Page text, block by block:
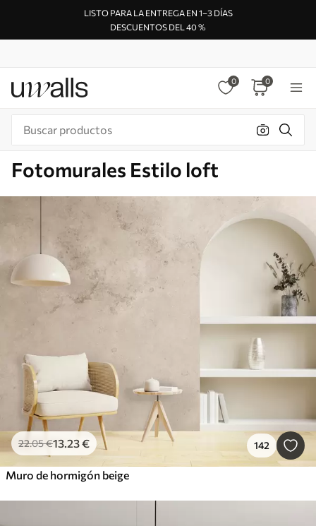
LISTO PARA LA ENTREGA EN 1–3 DÍAS
DESCUENTOS DEL 40 %
0 0
Fotomurales Estilo loft
22.05€13.23€ 142
Muro de hormigón beige